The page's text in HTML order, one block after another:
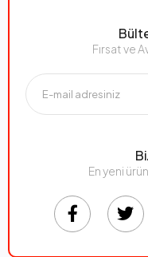
Fırsat ve
En yeni